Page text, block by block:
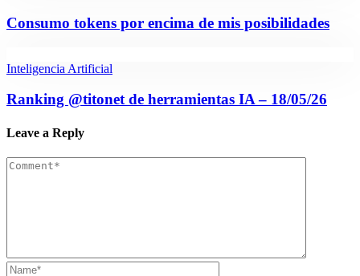
Consumo tokens por encima de mis posibilidades
Inteligencia Artificial
Ranking @titonet de herramientas IA – 18/05/26
Leave a Reply